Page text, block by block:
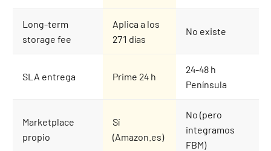
Long-term
storage fee
Aplica a los
271 días
No existe
SLA entrega Prime 24 h
24-48 h
Península
Marketplace
propio
Sí
(Amazon.es)
No (pero
integramos
FBM)